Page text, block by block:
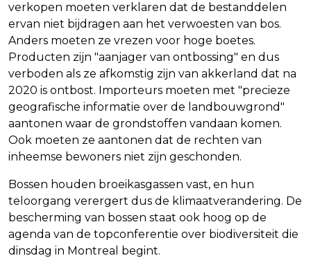
verkopen moeten verklaren dat de bestanddelen
ervan niet bijdragen aan het verwoesten van bos.
Anders moeten ze vrezen voor hoge boetes.
Producten zijn "aanjager van ontbossing" en dus
verboden als ze afkomstig zijn van akkerland dat na
2020 is ontbost. Importeurs moeten met "precieze
geografische informatie over de landbouwgrond"
aantonen waar de grondstoffen vandaan komen.
Ook moeten ze aantonen dat de rechten van
inheemse bewoners niet zijn geschonden.
Bossen houden broeikasgassen vast, en hun
teloorgang verergert dus de klimaatverandering. De
bescherming van bossen staat ook hoog op de
agenda van de topconferentie over biodiversiteit die
dinsdag in Montreal begint.